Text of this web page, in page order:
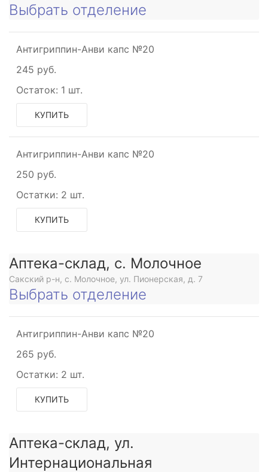
Выбрать отделение
Антигриппин-Анви капс №20
245 руб.
Остаток: 1 шт.
КУПИТЬ
Антигриппин-Анви капс №20
250 руб.
Остатки: 2 шт.
КУПИТЬ
Аптека-склад, с. Молочное
Сакский р-н, с. Молочное, ул. Пионерская, д. 7
Выбрать отделение
Антигриппин-Анви капс №20
265 руб.
Остатки: 2 шт.
КУПИТЬ
Аптека-склад, ул.
Интернациональная